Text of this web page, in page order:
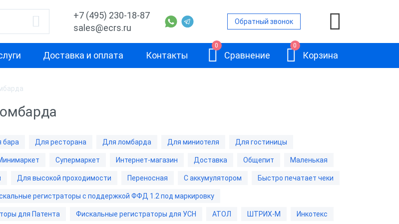
+7 (495) 230-18-87
sales@ecrs.ru
Обратный звонок
Доставка и оплата Контакты
0
Сравнение
0
Корзина
Для курьера
Для кафе
Для бара
Для ресторана
проходимости
Для средней
проходимости
Для высокой
бара Для ресторана Для ломбарда Для миниотеля Для гостиницы
Супермаркет Интернет-магазин Доставка Общепит Маленькая
Для высокой проходимости Переносная С аккумулятором Быстро печатает чеки
регистраторы с поддержкой ФФД 1.2 под маркировку
для Патента Фискальные регистраторы для УСН АТОЛ ШТРИХ-М Инкотекс